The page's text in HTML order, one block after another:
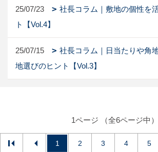
25/07/23
社長コラム｜敷地の個性を
ト【Vol.4】
25/07/15
社長コラム｜日当たりや角
地選びのヒント【Vol.3】
1ページ （全6ページ中）
1 2 3 4 5